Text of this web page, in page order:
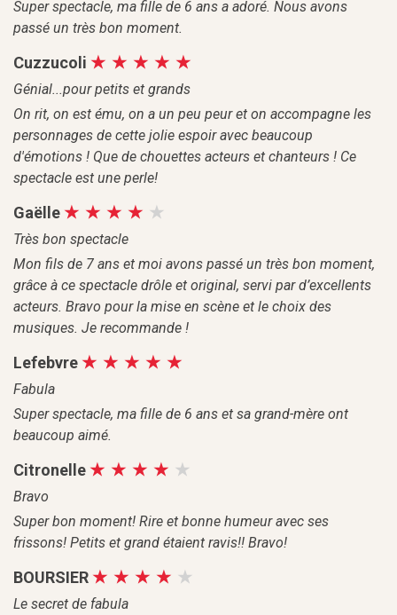
Super spectacle, ma fille de 6 ans a adoré. Nous avons
passé un très bon moment.
Cuzzucoli
Génial...pour petits et grands
On rit, on est ému, on a un peu peur et on accompagne les
personnages de cette jolie espoir avec beaucoup
d'émotions ! Que de chouettes acteurs et chanteurs ! Ce
spectacle est une perle!
Gaëlle
Très bon spectacle
Mon fils de 7 ans et moi avons passé un très bon moment,
grâce à ce spectacle drôle et original, servi par d’excellents
acteurs. Bravo pour la mise en scène et le choix des
musiques. Je recommande !
Lefebvre
Fabula
Super spectacle, ma fille de 6 ans et sa grand-mère ont
beaucoup aimé.
Citronelle
Bravo
Super bon moment! Rire et bonne humeur avec ses
frissons! Petits et grand étaient ravis!! Bravo!
BOURSIER
Le secret de fabula